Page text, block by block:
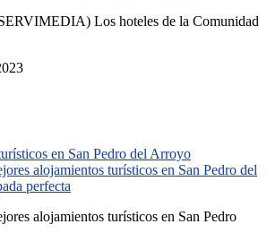
Los hoteles de la Comunidad
alojamientos turísticos en San Pedro del
perfecta
alojamientos turísticos en San Pedro